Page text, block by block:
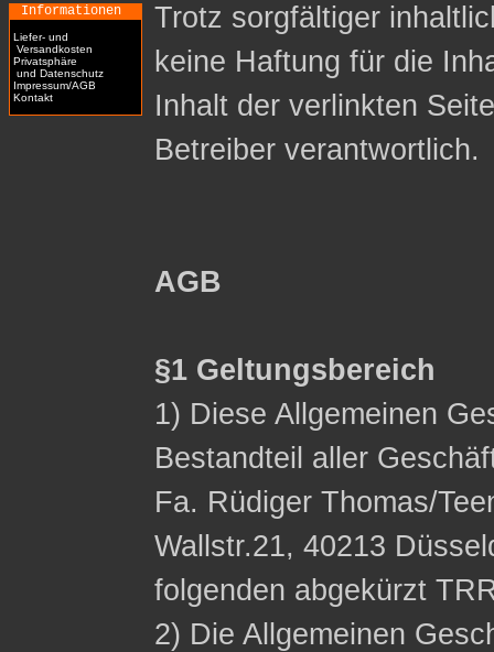
Informationen
Liefer- und
Versandkosten
Privatsphäre
und Datenschutz
Impressum/AGB
Kontakt
Trotz sorgfältiger
keine Haftung für die
Inhalt der verlinkten
Betreiber verantwortlich.
AGB
§1 Geltungsbereich
1) Diese Allgemeinen
Bestandteil aller
Fa. Rüdiger Thomas/
Wallstr.21, 40213
folgenden abgekürzt
2) Die Allgemeinen